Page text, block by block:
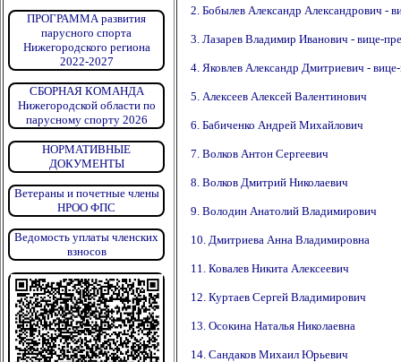
ПРОГРАММА развития
парусного спорта
Нижегородского региона
2022-2027
СБОРНАЯ КОМАНДА
Нижегородской области по
парусному спорту 2026
НОРМАТИВНЫЕ
ДОКУМЕНТЫ
Ветераны и почетные члены
НРОО ФПС
Ведомость уплаты членских
взносов
2. Бобылев Александр Александрович -
3. Лазарев Владимир Иванович - вице-
4. Яковлев Александр Дмитриевич -
5. Алексеев Алексей Валентинович
6. Бабиченко Андрей Михайлович
7. Волков Антон Сергеевич
8. Волков Дмитрий Николаевич
9. Володин Анатолий Владимирович
10. Дмитриева Анна Владимировна
11. Ковалев Никита Алексеевич
12. Куртаев Сергей Владимирович
13. Осокина Наталья Николаевна
14. Сандаков Михаил Юрьевич